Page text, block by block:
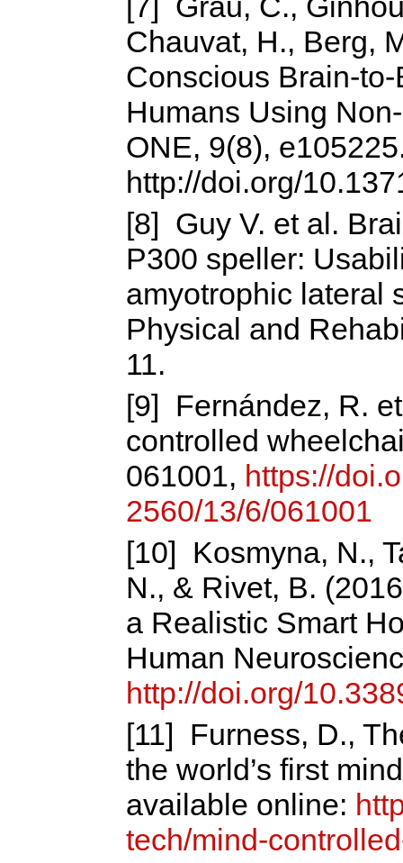
Chauvat, H., Berg,
Conscious Brain-
Humans Using
ONE, 9(8),
http://doi.org/
[8] Guy V. et al.
P300 speller:
amyotrophic lateral
Physical and
11.
[9] Fernández, R.
controlled
061001, https://
2560/13/6/061001
[10] Kosmyna, N.,
N., & Rivet, B.
a Realistic Smart
Human
http://doi.org/
[11] Furness, D.,
the world’s first
available online:
tech/mind-